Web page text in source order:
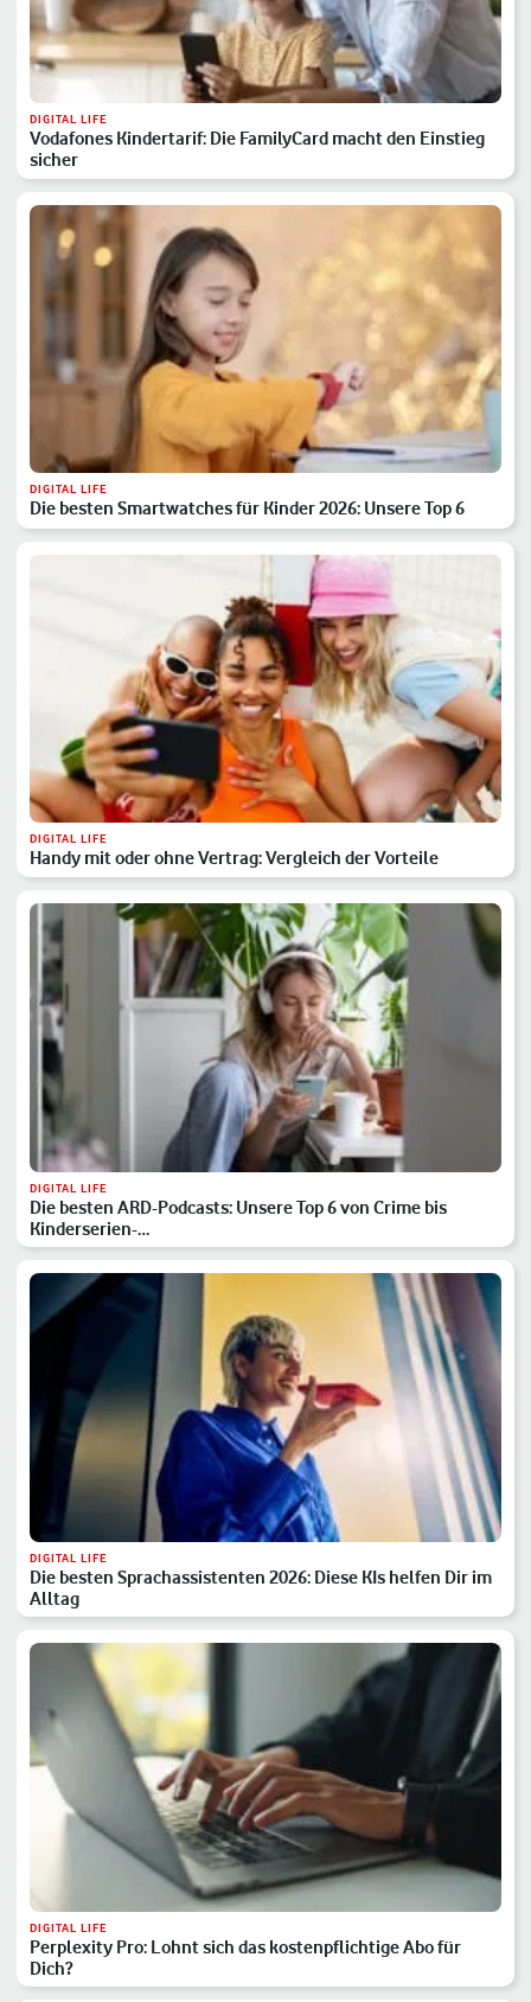
DIGITAL LIFE
Vodafones Kindertarif: Die FamilyCard macht den Einstieg
sicher
DIGITAL LIFE
Die besten Smartwatches für Kinder 2026: Unsere Top 6
DIGITAL LIFE
Handy mit oder ohne Vertrag: Vergleich der Vorteile
DIGITAL LIFE
Die besten ARD-Podcasts: Unsere Top 6 von Crime bis
Kinderserien-…
DIGITAL LIFE
Die besten Sprachassistenten 2026: Diese KIs helfen Dir im
Alltag
DIGITAL LIFE
Perplexity Pro: Lohnt sich das kostenpflichtige Abo für
Dich?